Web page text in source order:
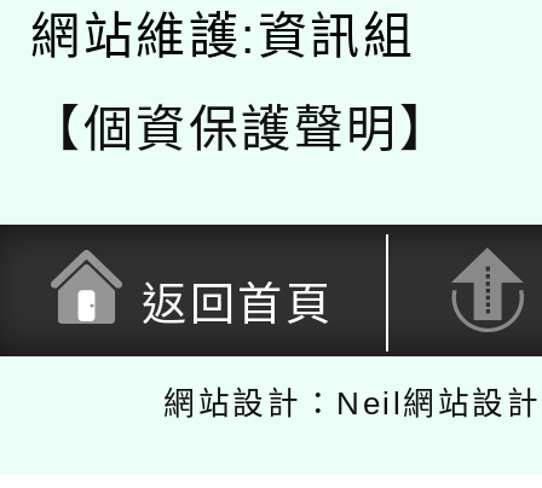
網站維護:資訊組
【個資保護聲明】
返回首頁
網站設計：Neil網站設